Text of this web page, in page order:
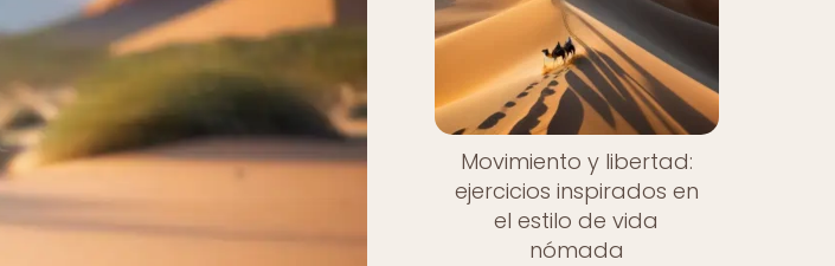
Movimiento y libertad:
ejercicios inspirados en
el estilo de vida
nómada